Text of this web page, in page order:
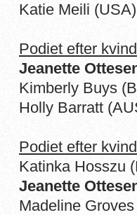
Katie Meili
Podiet efter
Jeanette
Kimberly Buys
Holly Barratt
Podiet efter
Katinka Hosszu
Jeanette
Madeline